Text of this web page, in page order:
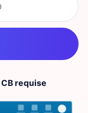
requise